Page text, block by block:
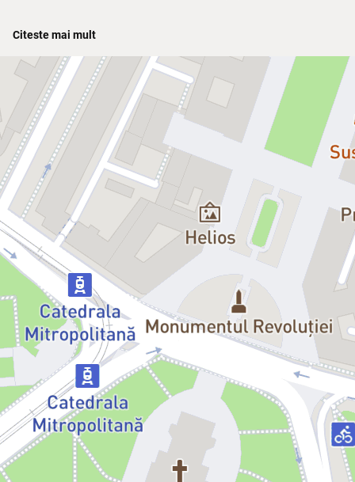
adaugă emoție, profunzime și rafinament acestei experiențe
artistice.
Organizator:Cotimanis Art SRL
Citeste mai mult